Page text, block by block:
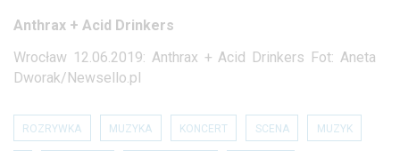
Anthrax + Acid Drinkers
Wrocław 12.06.2019: Anthrax + Acid Drinkers Fot: Aneta
Dworak/Newsello.pl
ROZRYWKA MUZYKA KONCERT SCENA MUZYK